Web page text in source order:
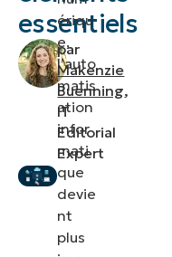
essentiels
par
Makenzie
Buenning,
IT
Editorial
Expert
Étapes de
complexes
Appliquer
ériqu
e,
l’auto
matis
ation
infor
mati
que
devie
nt
plus